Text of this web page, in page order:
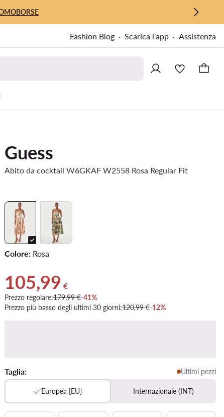
BORSE
Fashion Blog Scarica l'app Assistenza
Guess
Abito da cocktail W6GKAF W2558 Rosa Regular Fit
Colore:Rosa
Prezzo attuale 105,99 €
105,99 €
Prezzo regolare:179,99 €-41%
Prezzo più basso degli ultimi 30 giorni:120,99 €-12%
Taglia: Ultimi pezzi
Europea [EU] Internazionale (INT)